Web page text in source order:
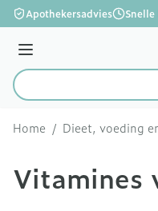
Ga naar de inhoud
Apothekersadvies
Menu
Product, merk,
Home / Dieet, voeding
Vitamines